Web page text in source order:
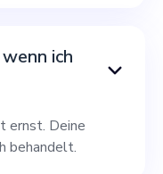
ich
ernst. Deine
behandelt.